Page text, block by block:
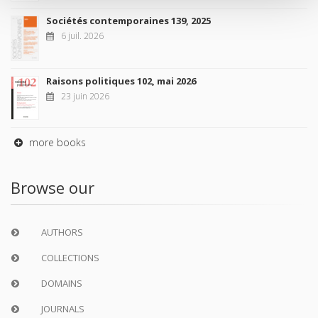
Sociétés contemporaines 139, 2025
6 juil. 2026
Raisons politiques 102, mai 2026
23 juin 2026
more books
Browse our
AUTHORS
COLLECTIONS
DOMAINS
JOURNALS